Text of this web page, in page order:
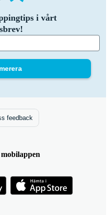
i vårt
feedback